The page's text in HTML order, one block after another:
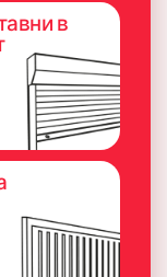
в